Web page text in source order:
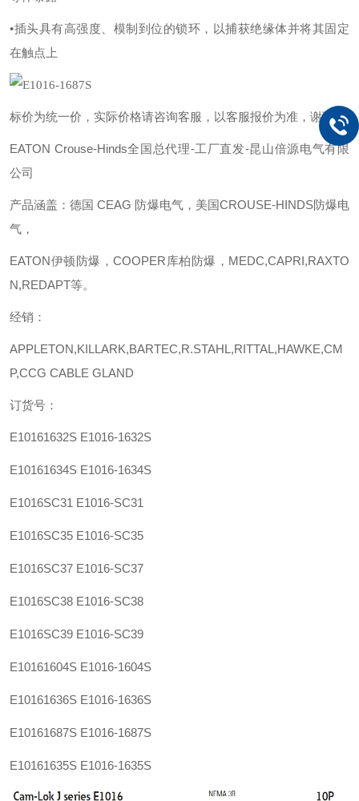
•插头具有高强度、模制到位的锁环，以捕获绝缘体并将其固定
在触点上
标价为统一价，实际价格请咨询客服，以客服报价为准，谢谢！
EATON Crouse-Hinds全国总代理-工厂直发-昆山倍源电气有限
公司
产品涵盖：德国 CEAG 防爆电气，美国CROUSE-HINDS防爆电
气，
EATON伊顿防爆，COOPER库柏防爆，MEDC,CAPRI,RAXTO
N,REDAPT等。
经销：
APPLETON,KILLARK,BARTEC,R.STAHL,RITTAL,HAWKE,CM
P,CCG CABLE GLAND
订货号：
E10161632S E1016-1632S
E10161634S E1016-1634S
E1016SC31 E1016-SC31
E1016SC35 E1016-SC35
E1016SC37 E1016-SC37
E1016SC38 E1016-SC38
E1016SC39 E1016-SC39
E10161604S E1016-1604S
E10161636S E1016-1636S
E10161687S E1016-1687S
E10161635S E1016-1635S